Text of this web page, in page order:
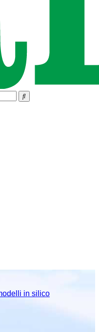
in silico